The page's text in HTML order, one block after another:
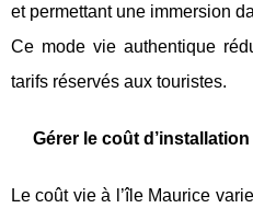
et permettant une immersion
Ce mode vie authentique
tarifs réservés aux touristes.
Gérer le coût d’installation
Le coût vie à l’île Maurice